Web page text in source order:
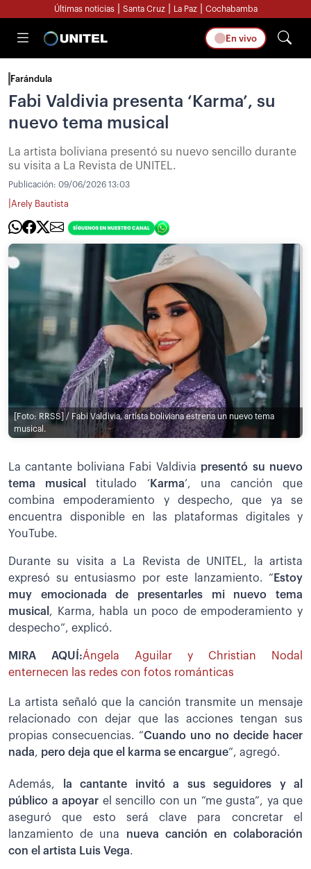
Últimas noticias Santa Cruz La Paz Cochabamba
En vivo
Farándula
Fabi Valdivia presenta ‘Karma’, su
nuevo tema musical
La artista boliviana presentó su nuevo sencillo durante
su visita a La Revista de UNITEL.
Publicación: 09/06/2026 13:03
Arely Bautista
[Foto: RRSS] / Fabi Valdivia, artista boliviana estrena un nuevo tema
musical.
La cantante boliviana Fabi Valdivia presentó su nuevo
tema musical
titulado ‘Karma’, una canción que
combina empoderamiento y despecho, que ya se
encuentra disponible en las plataformas digitales y
YouTube.
Durante su visita a La Revista de UNITEL, la artista
expresó su entusiasmo por este lanzamiento. “ Estoy
muy emocionada de presentarles mi nuevo tema
musical , Karma, habla un poco de empoderamiento y
despecho”, explicó.
MIRA AQUÍ:Ángela Aguilar y Christian Nodal
enternecen las redes con fotos románticas
La artista señaló que la canción transmite un mensaje
relacionado con dejar que las acciones tengan sus
propias consecuencias. “Cuando uno no decide hacer
nada, pero deja que el karma se encargue”, agregó.
Además,
la cantante invitó a sus seguidores y al
público a apoyar el sencillo con un “me gusta”, ya que
aseguró que esto será clave para concretar el
lanzamiento de una nueva canción en colaboración
con el artista Luis Vega.